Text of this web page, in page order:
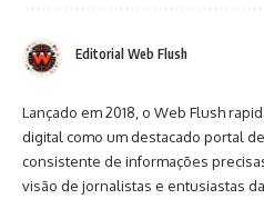
Editorial Web Flush
Lançado em 2018, o Web Flush
digital como um destacado portal
consistente de informações
visão de jornalistas e entusiastas